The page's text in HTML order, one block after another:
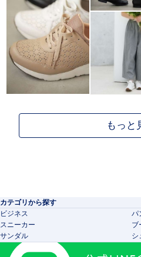
カテゴリから探す
ビジネス
パ
スニーカー
ブ
サンダル
シ